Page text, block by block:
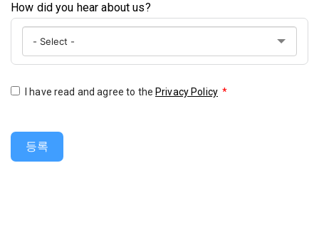
How did you hear about us?
I have read and agree to the Privacy Policy *
등록